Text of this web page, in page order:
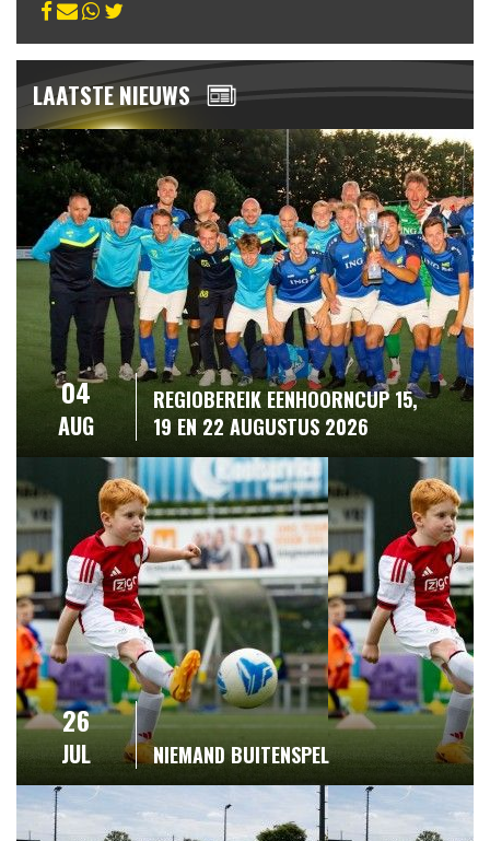
LAATSTE NIEUWS
04
AUG
REGIOBEREIK EENHOORNCUP 15,
19 EN 22 AUGUSTUS 2026
26
JUL NIEMAND BUITENSPEL